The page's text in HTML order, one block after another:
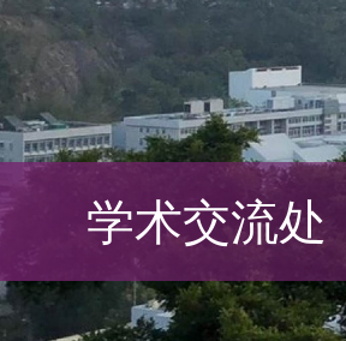
文
大
学
学
术
学术交流处